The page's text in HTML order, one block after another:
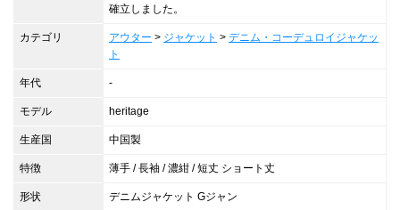
確立しました。
カテゴリ アウター > ジャケット > デニム・コーデュロイジャケッ
ト
年代 -
モデル heritage
生産国 中国製
特徴 薄手 / 長袖 / 濃紺 / 短丈 ショート丈
形状 デニムジャケット Gジャン